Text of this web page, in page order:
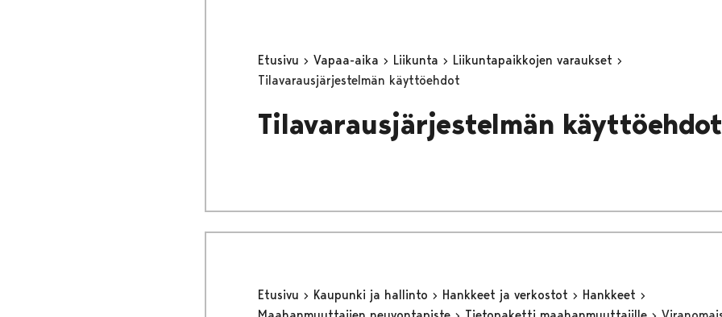
Etusivu Vapaa-aika Liikunta
Liikuntapaikkojen varaukset
Tilavarausjärjestelmän käyttöehdot
Tilavarausjärjestelmän käyttöehdot
Etusivu Kaupunki ja hallinto Hankkeet ja verkostot
Hankkeet